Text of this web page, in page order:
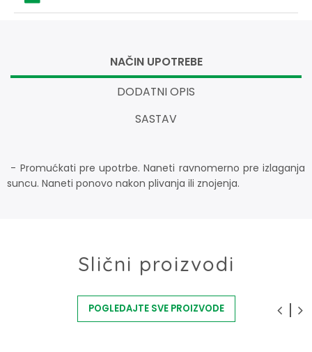
NAČIN UPOTREBE
DODATNI OPIS
SASTAV
- Promućkati pre upotrbe. Naneti ravnomerno pre izlaganja
suncu. Naneti ponovo nakon plivanja ili znojenja.
Slični proizvodi
POGLEDAJTE SVE PROIZVODE